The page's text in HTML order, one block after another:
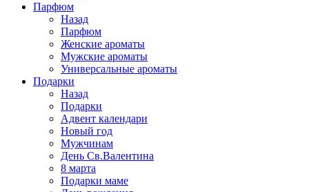
Парфюм
Назад
Парфюм
Женские ароматы
Мужские ароматы
Универсальные ароматы
Подарки
Назад
Подарки
Адвент календари
Новый год
Мужчинам
День Св.Валентина
8 марта
Подарки маме